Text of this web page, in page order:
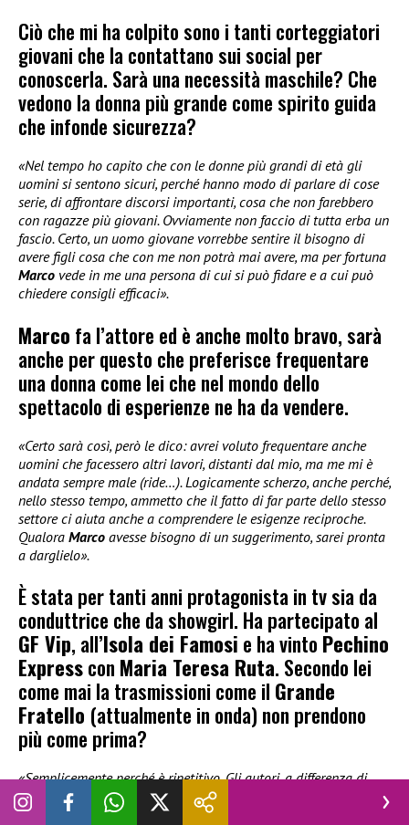
Ciò che mi ha colpito sono i tanti corteggiatori
giovani che la contattano sui social per
conoscerla. Sarà una necessità maschile? Che
vedono la donna più grande come spirito guida
che infonde sicurezza?
«Nel tempo ho capito che con le donne più grandi di età gli
uomini si sentono sicuri, perché hanno modo di parlare di cose
serie, di affrontare discorsi importanti, cosa che non farebbero
con ragazze più giovani. Ovviamente non faccio di tutta erba un
fascio. Certo, un uomo giovane vorrebbe sentire il bisogno di
avere figli cosa che con me non potrà mai avere, ma per fortuna
Marco vede in me una persona di cui si può fidare e a cui può
chiedere consigli efficaci».
Marco fa l’attore ed è anche molto bravo, sarà
anche per questo che preferisce frequentare
una donna come lei che nel mondo dello
spettacolo di esperienze ne ha da vendere.
«Certo sarà così, però le dico: avrei voluto frequentare anche
uomini che facessero altri lavori, distanti dal mio, ma me mi è
andata sempre male (ride…). Logicamente scherzo, anche perché,
nello stesso tempo, ammetto che il fatto di far parte dello stesso
settore ci aiuta anche a comprendere le esigenze reciproche.
Qualora Marco avesse bisogno di un suggerimento, sarei pronta
a darglielo».
È stata per tanti anni protagonista in tv sia da
conduttrice che da showgirl. Ha partecipato al
GF Vip, all’Isola dei Famosi e ha vinto Pechino
Expresscon Maria Teresa Ruta. Secondo lei
come mai la trasmissioni come il Grande
Fratello (attualmente in onda) non prendono
più come prima?
«Semplicemente perché è ripetitivo. Gli autori, a differenza di
quando lavoravo io in televisione, scrivono sempre le stesse
storie, i telespettatori si annoiano ad un certo punto. Premetto